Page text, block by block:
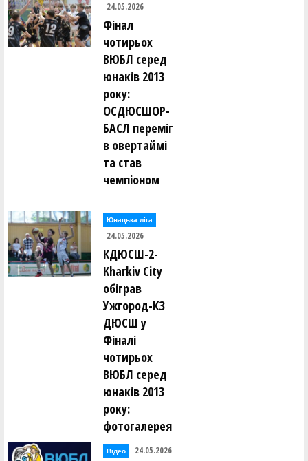
24.05.2026
Фінал
чотирьох
ВЮБЛ серед
юнаків 2013
року:
ОСДЮСШОР-
БАСЛ переміг
в овертаймі
та став
чемпіоном
Юнацька ліга
24.05.2026
КДЮСШ-2-
Kharkiv City
обіграв
Ужгород-КЗ
ДЮСШ у
Фіналі
чотирьох
ВЮБЛ серед
юнаків 2013
року:
фотогалерея
Відео 24.05.2026